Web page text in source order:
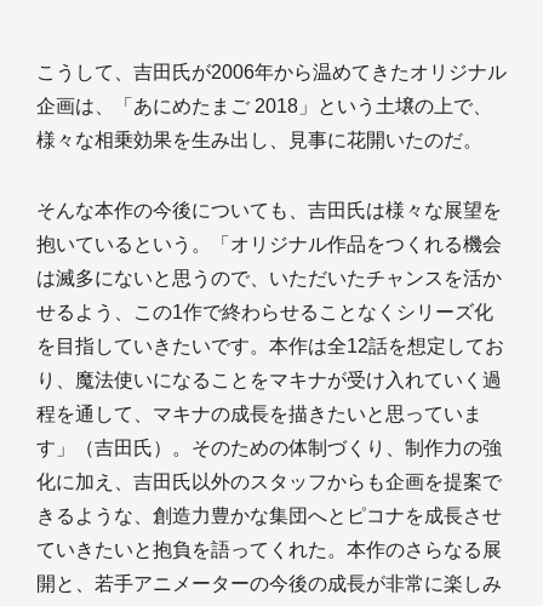
こうして、吉田氏が2006年から温めてきたオリジナル
企画は、「あにめたまご 2018」という土壌の上で、
様々な相乗効果を生み出し、見事に花開いたのだ。
そんな本作の今後についても、吉田氏は様々な展望を
抱いているという。「オリジナル作品をつくれる機会
は滅多にないと思うので、いただいたチャンスを活か
せるよう、この1作で終わらせることなくシリーズ化
を目指していきたいです。本作は全12話を想定してお
り、魔法使いになることをマキナが受け入れていく過
程を通して、マキナの成長を描きたいと思っていま
す」（吉田氏）。そのための体制づくり、制作力の強
化に加え、吉田氏以外のスタッフからも企画を提案で
きるような、創造力豊かな集団へとピコナを成長させ
ていきたいと抱負を語ってくれた。本作のさらなる展
開と、若手アニメーターの今後の成長が非常に楽しみ